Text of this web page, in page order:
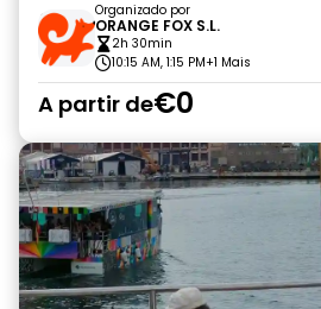
Organizado por
ORANGE FOX S.L.
2h 30min
10:15 AM, 1:15 PM+1 Mais
A partir de€0